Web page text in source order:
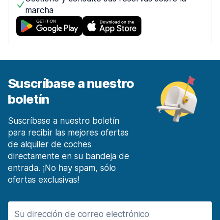
Móstoles Centro de la ciudad
desde 27,22 € al día
Málaga Estación de tren
desde 14,97 € al día
Marbella
135 ofertas en 3 lugares
Murcia
190 ofertas en 4 lugares
Región de Murcia Aeropuerto Internacional
desde 17,14 € al día
Oviedo
90 ofertas en 2 lugares
marcha
Suscríbase a nuestro
boletín
Suscríbase a nuestro boletín
para recibir las mejores ofertas
de alquiler de coches
directamente en su bandeja de
entrada. ¡No hay spam, sólo
ofertas exclusivas!